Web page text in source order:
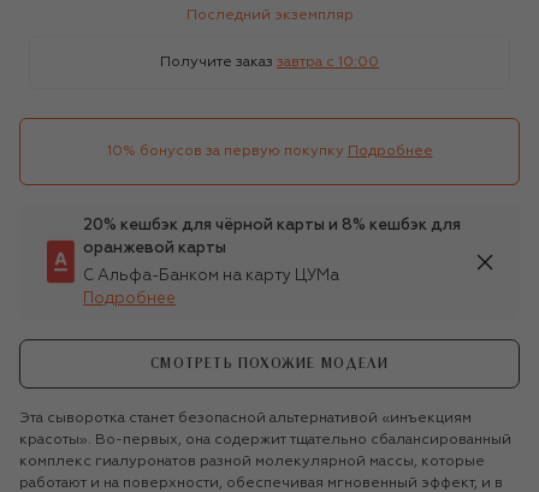
Последний экземпляр
Получите заказ завтра c 10:00
10% бонусов за первую покупку Подробнее
20% кешбэк для чёрной карты и 8% кешбэк для
оранжевой карты
С Альфа-Банком на карту ЦУМа
Подробнее
СМОТРЕТЬ ПОХОЖИЕ МОДЕЛИ
Эта сыворотка станет безопасной альтернативой «инъекциям
красоты». Во-первых, она содержит тщательно сбалансированный
комплекс гиалуронатов разной молекулярной массы, которые
работают и на поверхности, обеспечивая мгновенный эффект, и в